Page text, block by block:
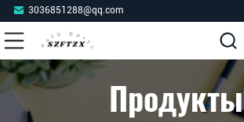
3036851288@qq.com
Продукты